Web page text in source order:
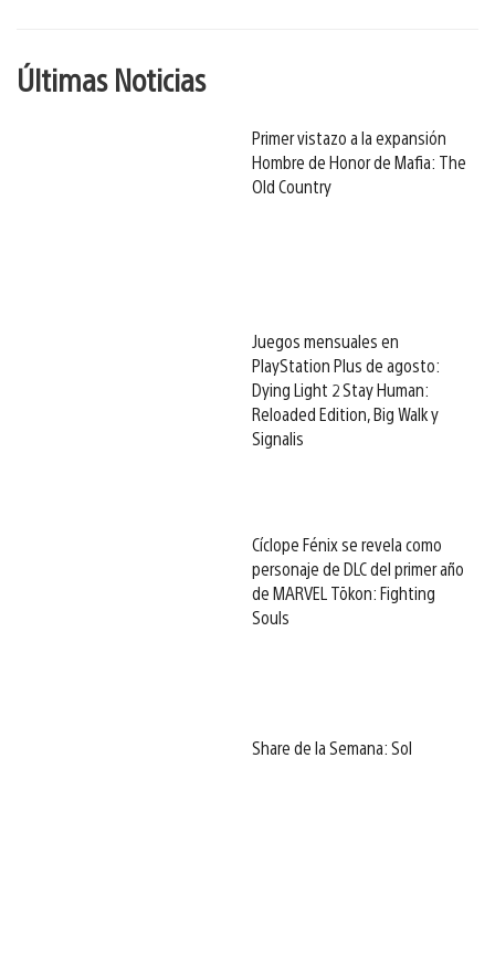
Últimas Noticias
Primer vistazo a la expansión
Hombre de Honor de Mafia: The
Old Country
Juegos mensuales en
PlayStation Plus de agosto:
Dying Light 2 Stay Human:
Reloaded Edition, Big Walk y
Signalis
Cíclope Fénix se revela como
personaje de DLC del primer año
de MARVEL Tōkon: Fighting
Souls
Share de la Semana: Sol